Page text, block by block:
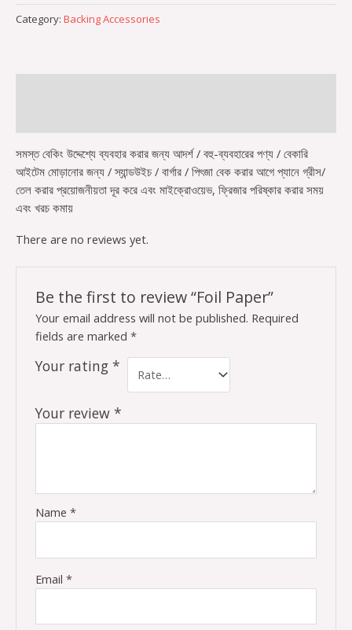
quantity
Category: Backing Accessories
সমস্ত বেকিং উদ্দেশ্যে ব্যবহার করার জন্য আদর্শ / বহু-ব্যবহারের পণ্য / বেকারি
আইটেম মোড়ানোর জন্য / স্যান্ডউইচ / বার্গার / পিৎজা বেক করার আগে প্যানে গ্রীস/
তেল করার প্রয়োজনীয়তা দূর করে এবং মাইক্রোওয়েভ, ফ্রিজার পরিষ্কার করার সময়
এবং খরচ কমায়
There are no reviews yet.
Be the first to review “Foil Paper”
Your email address will not be published. Required
fields are marked*
Your rating*
Your review*
Name*
Email*